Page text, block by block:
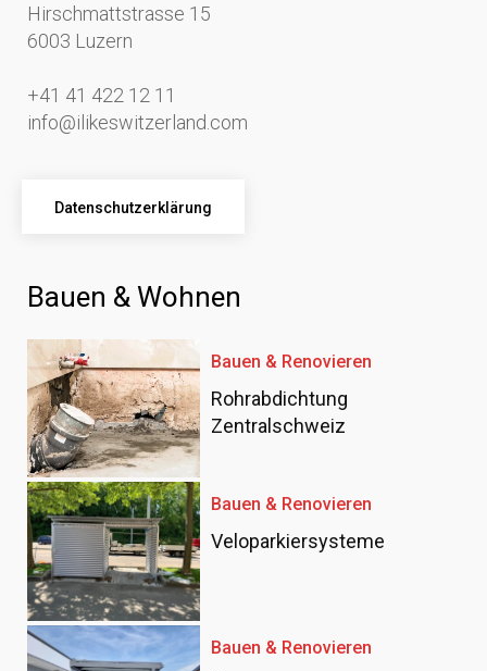
Hirschmattstrasse 15
6003 Luzern
+41 41 422 12 11
info@ilikeswitzerland.com
Datenschutzerklärung
Bauen & Wohnen
Bauen & Renovieren
Rohrabdichtung
Zentralschweiz
Bauen & Renovieren
Veloparkiersysteme
Bauen & Renovieren